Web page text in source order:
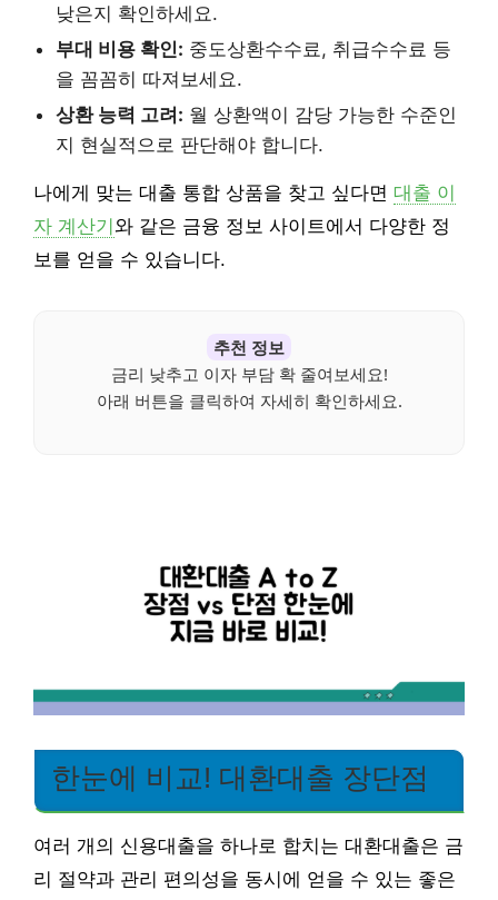
낮은지 확인하세요.
부대 비용 확인: 중도상환수수료, 취급수수료 등
을 꼼꼼히 따져보세요.
상환 능력 고려: 월 상환액이 감당 가능한 수준인
지 현실적으로 판단해야 합니다.
나에게 맞는 대출 통합 상품을 찾고 싶다면 대출 이
자 계산기 와 같은 금융 정보 사이트에서 다양한 정
보를 얻을 수 있습니다.
추천 정보
금리 낮추고 이자 부담 확 줄여보세요!
아래 버튼을 클릭하여 자세히 확인하세요.
한눈에 비교! 대환대출 장단점
여러 개의 신용대출을 하나로 합치는 대환대출은 금
리 절약과 관리 편의성을 동시에 얻을 수 있는 좋은